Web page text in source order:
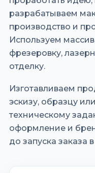
разрабатываем
производство и
Используем
фрезеровку,
отделку.
Изготавливаем
эскизу, образцу
техническому
оформление и
до запуска заказа